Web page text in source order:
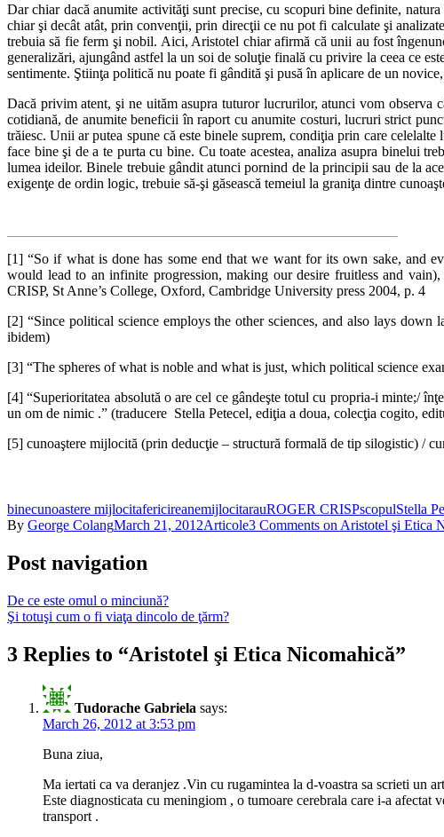
Dar chiar dacă anumite activităţi sunt precise, cu scopuri bine definite,
chiar şi decât atât, prin convenţii, prin direcţii ce nu pot fi calculate şi
trebuia să fie ferm şi nobil. Aici, Aristotel chiar afirmă că unii au fost
generalizări, ajungând astfel la un soi de soluţie finală cu privire la ceea ce
sentimente. Ştiinţa politică nu poate fi gândită şi pusă în aplicare de un
Dacă privim atent, şi ne uităm asupra tuturor lucrurilor, atunci vom observa
cotidiană, de anumite beneficii în raport cu anumite costuri, lucruri strict
trăiesc. Unii ar putea spune că este binele suprem, condiţia prin care
face bine şi de a te purta cu bine. Cu toate acestea, analiza asupra binelui
lumea ideilor. Binele trebuie gândit atunci pornind de la principii sau de la
exigenţe de ordin logic, trebuie să-şi găsească temeiul la graniţa dintre
[1] “So if what is done has some end that we want for its own sake, and
would lead to an infinite progression, making our desire fruitless and
CRISP, St Anne’s College, Oxford, Cambridge University press 2004, p. 4
[2] “Since political science employs the other sciences, and also lays
ibidem)
[3] “The spheres of what is noble and what is just, which political science
[4] “Superioritatea absolută o are cel ce gândeşte totul cu propria-i minte;/
un om de nimic .” (traducere Stella Petecel, ediţia a doua, colecţia cogito,
[5] cunoaştere mijlocită (prin deducţie – structură formală de tip silogistic) /
binecunoastere mijlocitafericireanemijlocitarauROGER CRISPscopulStella
By George ColangMarch 21, 2012Articole3 Comments on Aristotel şi Etica
Post navigation
De ce este omul o minciună?
Şi totuşi cum o fi viaţa dincolo de ţărm?
3 Replies to “Aristotel şi Etica Nicomahică”
Tudorache Gabriela says:
March 26, 2012 at 3:53 pm
Buna ziua,
Ma iertati ca va deranjez .Vin cu rugamintea la d-voastra sa scrieti un
Este diagnosticata cu meningiom , o tumoare cerebrala care i-a
transport .